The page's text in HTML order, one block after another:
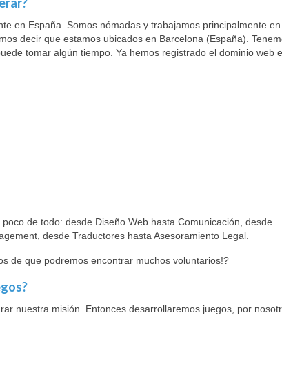
en España. Somos nómadas y trabajamos principalmente en
decir que estamos ubicados en Barcelona (España).
tomar algún tiempo. Ya hemos registrado el dominio web
de todo: desde Diseño Web hasta Comunicación, desde
desde Traductores hasta Asesoramiento Legal.
de que podremos encontrar muchos voluntarios!?
nuestra misión. Entonces desarrollaremos juegos, por